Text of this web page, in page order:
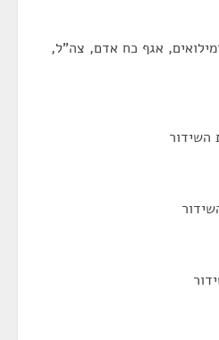
אגף כח אדם, צה"ל,
השידור